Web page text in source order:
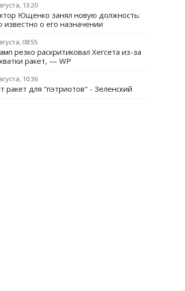
13:20
Ющенко занял новую должность:
известно о его назначении
08:55
резко раскритиковал Хегсета из-за
ракет, — WP
10:36
ракет для "пэтриотов" - Зеленский